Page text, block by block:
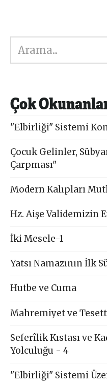
Ara
Çok
"Elbirliği" Sistemi
Çocuk Gelinler,
Çarpması"
Modern Kalıpları
Hz. Aişe Validemizin
İki Mesele-1
Yatsı Namazının İlk
Hutbe ve Cuma
Mahremiyet ve
Seferîlik Kıstası ve
Yolculuğu - 4
"Elbirliği" Sistemi